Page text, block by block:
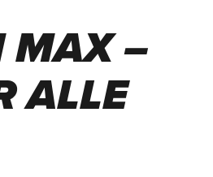
MAX –
ALLE